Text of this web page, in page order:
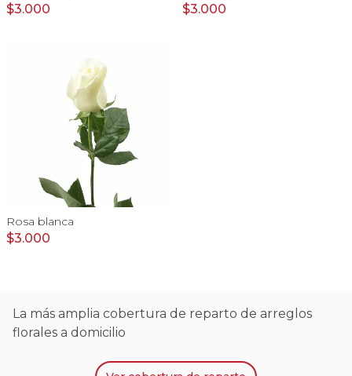
$3.000 $3.000
Rosa blanca
$3.000
La más amplia cobertura de reparto de arreglos
florales a domicilio